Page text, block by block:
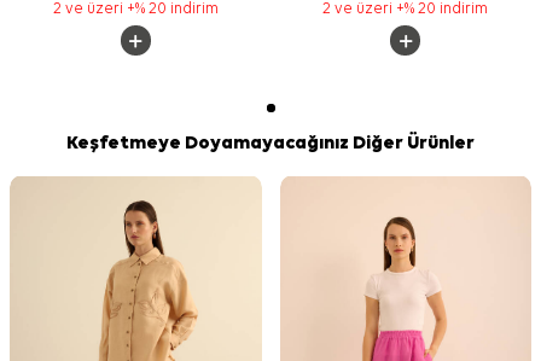
2 ve üzeri +% 20 indirim 2 ve üzeri +% 20 indirim
Keşfetmeye Doyamayacağınız Diğer Ürünler